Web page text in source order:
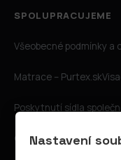
SPOLUPRACUJEME
Všeobecné podmínky a
Matrace – Purtex.sk
Poskytnutí sídla
CZIN.euGoog.cz
Nastavení